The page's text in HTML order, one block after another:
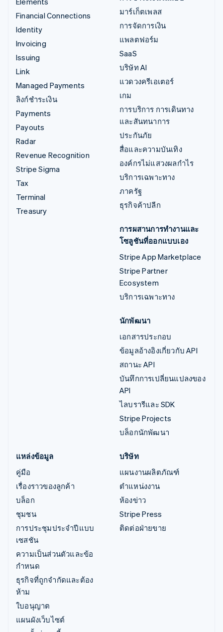
Financial Connections
Identity
Invoicing
Issuing
Link
Managed Payments
ลิงก์ชำระเงิน
Payments
Payouts
Radar
Revenue Recognition
Stripe Sigma
Tax
Terminal
Treasury
มาร์เก็ตเพลส
การจัดการเงิน
แพลตฟอร์ม
SaaS
บริษัท AI
แวดวงครีเอเตอร์
เกม
การบริการ การเดินทาง
และสันทนาการ
ประกันภัย
สื่อและความบันเทิง
องค์กรไม่แสวงผลกำไร
บริการเฉพาะทาง
ภาครัฐ
ธุรกิจค้าปลีก
การผสานการทำงานและ
โซลูชันที่ออกแบบเอง
Stripe App Marketplace
Stripe Partner
Ecosystem
บริการเฉพาะทาง
นักพัฒนา
เอกสารประกอบ
ข้อมูลอ้างอิงเกี่ยวกับ API
สถานะ API
บันทึกการเปลี่ยนแปลงของ
API
ไลบรารีและ SDK
Stripe Projects
บล็อกนักพัฒนา
แหล่งข้อมูล
คู่มือ
เรื่องราวของลูกค้า
บล็อก
ชุมชน
การประชุมประจำปีแบบ
เซสชัน
ความเป็นส่วนตัวและข้อ
กำหนด
ธุรกิจที่ถูกจำกัดและต้อง
ห้าม
ใบอนุญาต
แผนผังเว็บไซต์
บริษัท
แผนงานผลิตภัณฑ์
ตำแหน่งงาน
ห้องข่าว
Stripe Press
ติดต่อฝ่ายขาย